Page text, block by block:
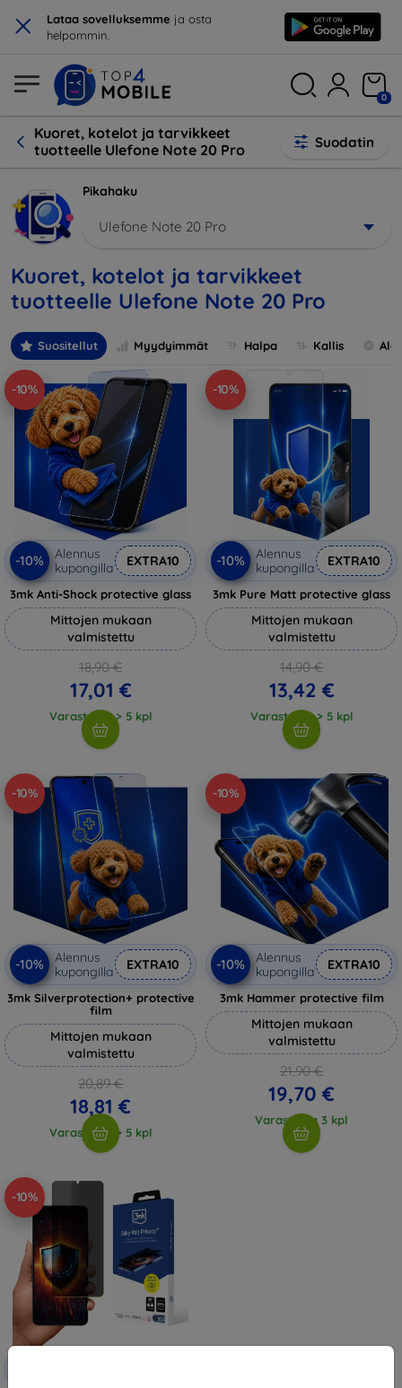
× Lataa sovelluksemme ja osta
helpommin.
0
Kuoret, kotelot ja tarvikkeet
tuotteelle Ulefone Note 20 Pro
Suodatin
Pikahaku
Ulefone Note 20 Pro
Kuoret, kotelot ja tarvikkeet
tuotteelle Ulefone Note 20 Pro
Suositellut Myydyimmät Halpa Kallis
-10%
-10%
Alennus
kupongilla
EXTRA10
3mk Anti-Shock protective glass
Mittojen mukaan
valmistettu
18,90 €
17,01 €
Varastossa > 5 kpl
-10%
-10%
Alennus
kupongilla
EXTRA10
3mk Pure Matt protective glass
Mittojen mukaan
valmistettu
14,90 €
13,42 €
Varastossa > 5 kpl
-10%
-10%
Alennus
kupongilla
EXTRA10
3mk Silverprotection+ protective
film
Mittojen mukaan
valmistettu
20,89 €
18,81 €
Varastossa > 5 kpl
-10%
-10%
Alennus
kupongilla
EXTRA10
3mk Hammer protective film
Mittojen mukaan
valmistettu
21,90 €
19,70 €
Varastossa 3 kpl
-10%